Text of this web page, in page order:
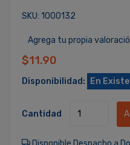
SKU: 1000132
Agrega tu propia
$11.90
Disponibilidad: En
Cantidad